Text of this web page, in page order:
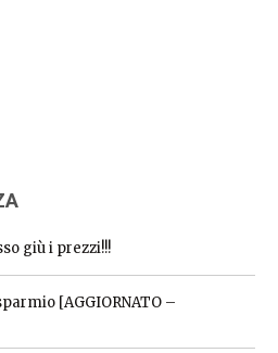
giù i prezzi!!!
[AGGIORNATO –